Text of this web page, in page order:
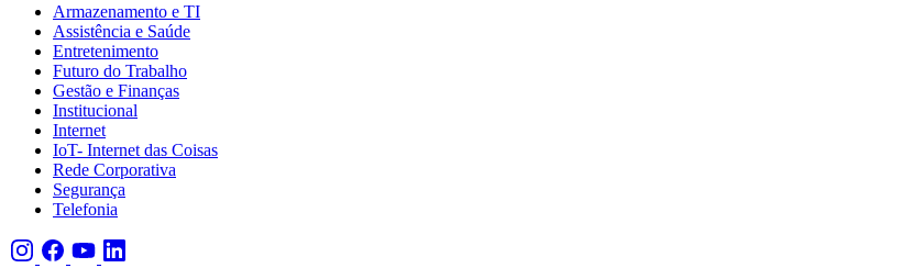
Armazenamento e TI
Assistência e Saúde
Entretenimento
Futuro do Trabalho
Gestão e Finanças
Institucional
Internet
IoT- Internet das Coisas
Rede Corporativa
Segurança
Telefonia